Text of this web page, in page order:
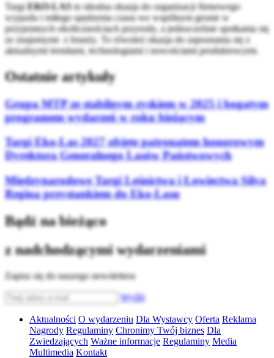
TargiEKO-LASto idealna okazja do organizacji firmowego
wyjazdu i miłego spędzenia czasu we wspólnym gronie w
przyjemnych okolicznościach przyrody, a jednocześnie spotkania się
ze znajomymi z branży. To również okazja do zapoznania się z
aktualnymi trendami, technologiami i nowościami produktowymi.
Ostatnie artykuły
Grupa MTP ze stabilnym zyskiem w 2025 i bogatym
programem wydarzeń w roku bieżącym
Targi Eko-Las 2027 objęte patronatem honorowym
Dyrektora Generalnego Lasów Państwowych
Międzynarodowe Targi Leśnictwa i Łowiectwa Silva
Regina przystankiem do Eko-Lasu
Bądź na bieżąco
z nadchodzącymi wydarzeniami
Zapisz się do naszego newslettera
Wyślij
Aktualności O wydarzeniu Dla Wystawcy Oferta Reklama
Nagrody Regulaminy Chronimy Twój biznes Dla
Zwiedzających Ważne informacje Regulaminy Media
Multimedia Kontakt